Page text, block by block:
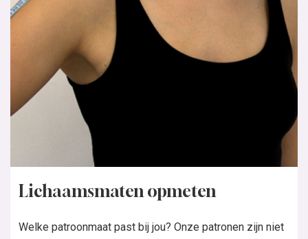
Lichaamsmaten opmeten
Welke patroonmaat past bij jou? Onze patronen zijn niet